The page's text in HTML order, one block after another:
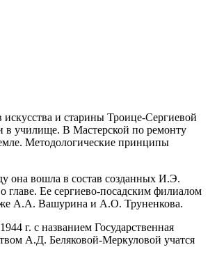
и старины Троице-Сергиевой
в училище. В Мастерской по ремонту
Методологические принципы
она вошла в состав созданных И.Э.
главе. Ее сергиево-посадским филиалом
А.А. Вашурина и А.О. Труненкова.
г. с названием Государственная
А.Д. Беляковой-Меркуловой учатся